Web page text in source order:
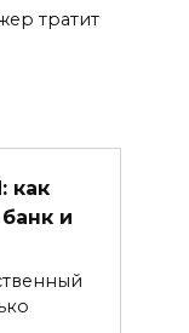
тратит
как
и